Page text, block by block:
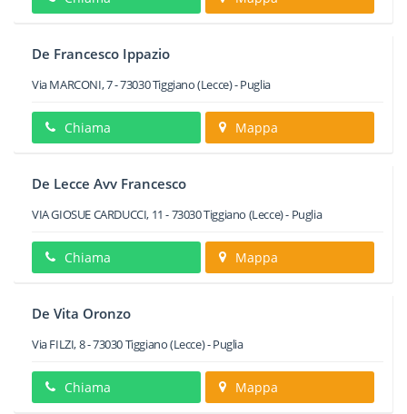
De Francesco Ippazio
Via MARCONI, 7-73030Tiggiano(Lecce) -Puglia
Chiama Mappa
De Lecce Avv Francesco
VIA GIOSUE CARDUCCI, 11 -73030Tiggiano (Lecce) - Puglia
Chiama Mappa
De Vita Oronzo
Via FILZI, 8-73030Tiggiano(Lecce) -Puglia
Chiama Mappa